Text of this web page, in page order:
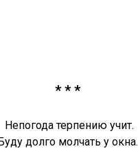
* * *
Непогода терпению учит.
долго молчать у окна.